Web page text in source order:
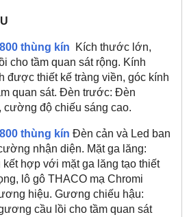
thùng kín Kích thước lớn,
cho tầm quan sát rộng. Kính
được thiết kế tràng viền, góc kính
quan sát. Đèn trước: Đèn
cường độ chiếu sáng cao.
thùng kín Đèn cản và Led ban
nhận diện. Mặt ga lăng:
hợp với mặt ga lăng tạo thiết
lô gô THACO mạ Chromi
hiệu. Gương chiếu hậu:
cầu lồi cho tầm quan sát